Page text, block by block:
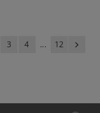
3 4 ... 12 next